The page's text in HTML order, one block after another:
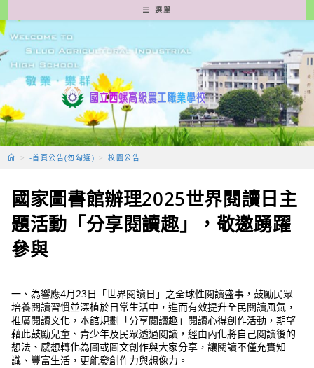
轉
至
要
容
選單
> -首頁公告(勿勾選) > 校園公告
國家圖書館辦理2025世界閱讀日主
題活動「分享閱讀趣」，敬邀踴躍
參與
一、為響應4月23日「世界閱讀日」之全球性閱讀盛事，鼓勵民眾
培養閱讀習慣並深植於日常生活中，進而有效提升全民閱讀風氣，
推廣閱讀文化，本館規劃「分享閱讀趣」閱讀心得創作活動，期望
藉此鼓勵兒童、青少年及民眾透過閱讀，經由內化將自己閱讀後的
想法、感想轉化為圖或圖文創作與大家分享，讓閱讀不僅充實知
識、豐富生活，更能發創作力與想像力。